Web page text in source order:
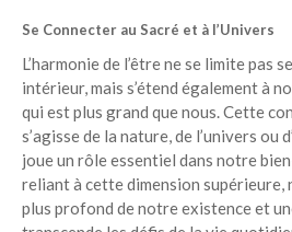
Se Connecter au Sacré et à l’Univers
L’harmonie de l’être ne se limite pas
intérieur, mais s’étend également à
qui est plus grand que nous. Cette
s’agisse de la nature, de l’univers ou
joue un rôle essentiel dans notre
reliant à cette dimension supérieure,
plus profond de notre existence et